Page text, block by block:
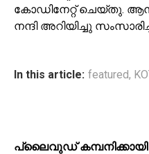
കോഡിനേറ്റ് ചെയ്തു. ആൻ
നന്ദി അറിയിച്ചു
In this article: featured,
പ്ലൈവുഡ് കമ്പനിക്കായി